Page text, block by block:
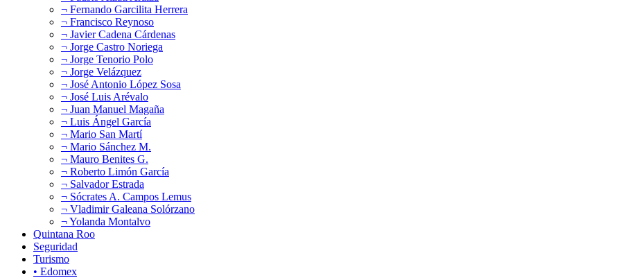
¬ Fernando Garcilita Herrera
¬ Francisco Reynoso
¬ Javier Cadena Cárdenas
¬ Jorge Castro Noriega
¬ Jorge Tenorio Polo
¬ Jorge Velázquez
¬ José Antonio López Sosa
¬ José Luis Arévalo
¬ Juan Manuel Magaña
¬ Luis Ángel García
¬ Mario San Martí
¬ Mario Sánchez M.
¬ Mauro Benites G.
¬ Roberto Limón García
¬ Salvador Estrada
¬ Sócrates A. Campos Lemus
¬ Vladimir Galeana Solórzano
¬ Yolanda Montalvo
Quintana Roo
Seguridad
Turismo
• Edomex